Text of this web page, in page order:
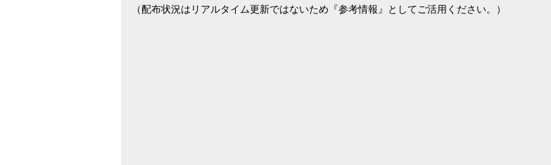
（配布状況はリアルタイム更新ではないため『参考情報』としてご活用ください。）